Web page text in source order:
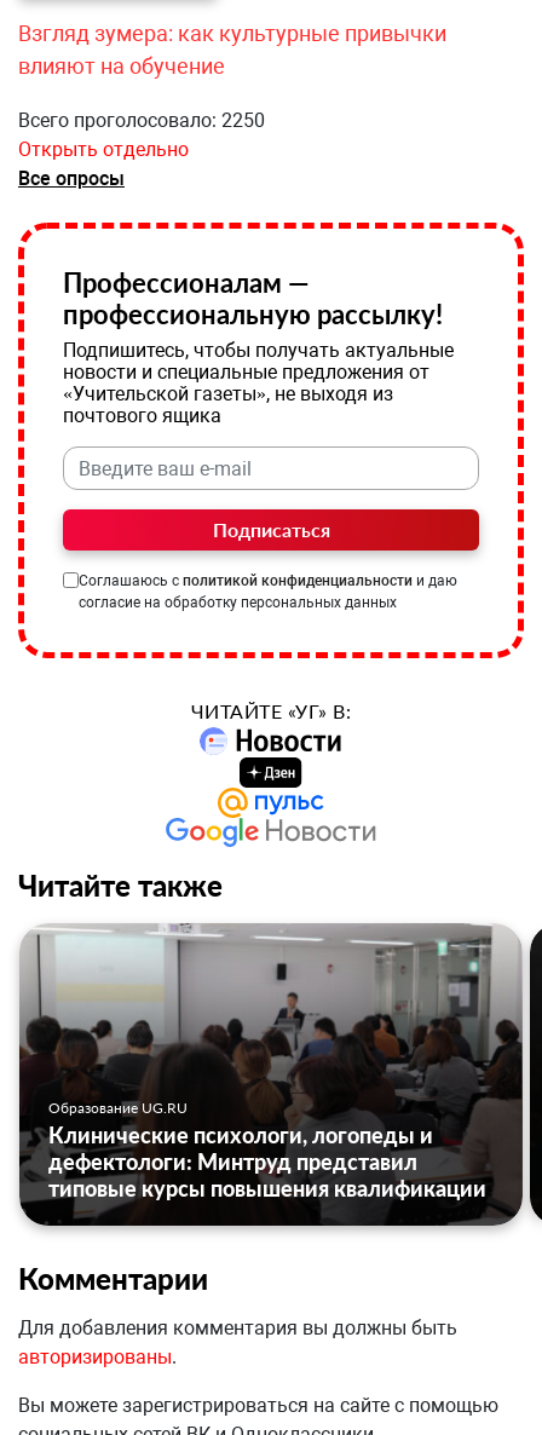
Взгляд зумера: как культурные привычки
влияют на обучение
Всего проголосовало: 2250
Открыть отдельно
Все опросы
Профессионалам —
профессиональную рассылку!
Подпишитесь, чтобы получать актуальные
новости и специальные предложения от
«Учительской газеты», не выходя из
почтового ящика
Подписаться
Соглашаюсь с политикой конфиденциальности и даю
согласие на обработку персональных данных
ЧИТАЙТЕ «УГ» В:
Читайте также
Образование UG.RU
Клинические психологи, логопеды и
дефектологи: Минтруд представил
типовые курсы повышения квалификации
Комментарии
Для добавления комментария вы должны быть
авторизированы.
Вы можете зарегистрироваться на сайте с помощью